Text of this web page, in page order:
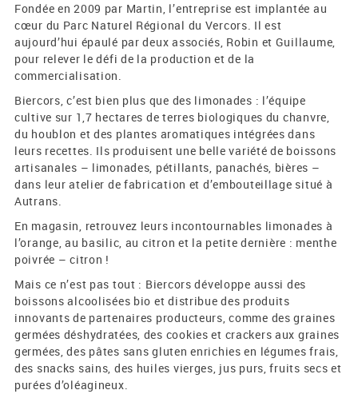
Fondée en 2009 par Martin, l’entreprise est implantée au
cœur du Parc Naturel Régional du Vercors. Il est
aujourd’hui épaulé par deux associés, Robin et Guillaume,
pour relever le défi de la production et de la
commercialisation.
Biercors, c’est bien plus que des limonades : l’équipe
cultive sur 1,7 hectares de terres biologiques du chanvre,
du houblon et des plantes aromatiques intégrées dans
leurs recettes. Ils produisent une belle variété de boissons
artisanales – limonades, pétillants, panachés, bières –
dans leur atelier de fabrication et d’embouteillage situé à
Autrans.
En magasin, retrouvez leurs incontournables limonades à
l’orange, au basilic, au citron et la petite dernière : menthe
poivrée – citron !
Mais ce n’est pas tout : Biercors développe aussi des
boissons alcoolisées bio et distribue des produits
innovants de partenaires producteurs, comme des graines
germées déshydratées, des cookies et crackers aux graines
germées, des pâtes sans gluten enrichies en légumes frais,
des snacks sains, des huiles vierges, jus purs, fruits secs et
purées d’oléagineux.